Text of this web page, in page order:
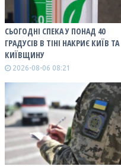
СЬОГОДНІ СПЕКА У ПОНАД 40
ГРАДУСІВ В ТІНІ НАКРИЄ КИЇВ ТА
КИЇВЩИНУ
2026-08-06 08:21